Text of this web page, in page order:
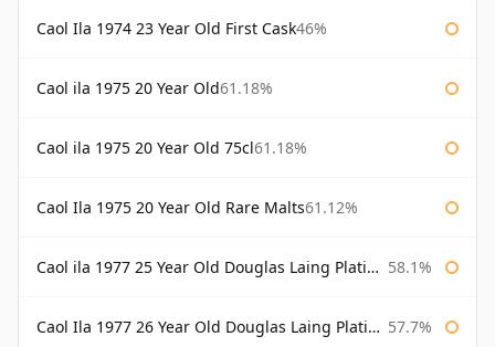
Caol Ila 1974 23 Year Old First Cask46%
Caol ila 1975 20 Year Old61.18%
Caol ila 1975 20 Year Old 75cl61.18%
Caol Ila 1975 20 Year Old Rare Malts61.12%
Caol ila 1977 25 Year Old Douglas Laing Platinum Selection 58.1%
Caol Ila 1977 26 Year Old Douglas Laing Platinum Selection 57.7%